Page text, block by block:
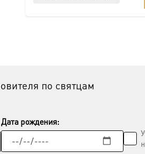
по святцам
Дата рождения: